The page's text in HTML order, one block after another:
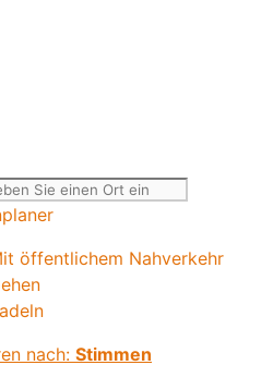
öffentlichem Nahverkehr
nach: Stimmen